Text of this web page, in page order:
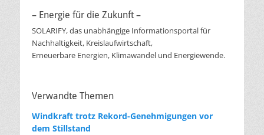
– Energie für die Zukunft –
SOLARIFY, das unabhängige Informationsportal für
Nachhaltigkeit, Kreislaufwirtschaft,
Erneuerbare Energien, Klimawandel und Energiewende.
Verwandte Themen
Windkraft trotz Rekord-Genehmigungen vor
dem Stillstand